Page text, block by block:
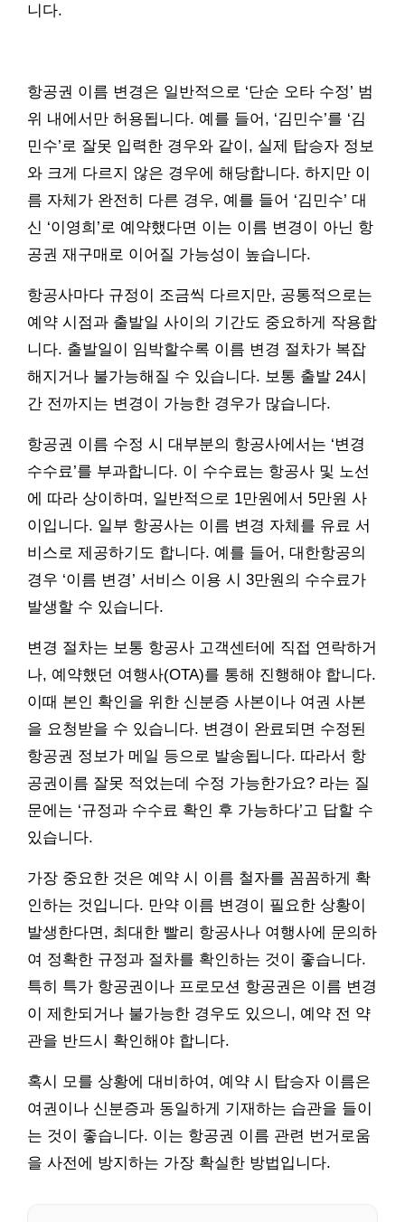
니다.
항공권 이름 변경은 일반적으로 ‘단순 오타 수정’ 범
위 내에서만 허용됩니다. 예를 들어, ‘김민수’를 ‘김
민수’로 잘못 입력한 경우와 같이, 실제 탑승자 정보
와 크게 다르지 않은 경우에 해당합니다. 하지만 이
름 자체가 완전히 다른 경우, 예를 들어 ‘김민수’ 대
신 ‘이영희’로 예약했다면 이는 이름 변경이 아닌 항
공권 재구매로 이어질 가능성이 높습니다.
항공사마다 규정이 조금씩 다르지만, 공통적으로는
예약 시점과 출발일 사이의 기간도 중요하게 작용합
니다. 출발일이 임박할수록 이름 변경 절차가 복잡
해지거나 불가능해질 수 있습니다. 보통 출발 24시
간 전까지는 변경이 가능한 경우가 많습니다.
항공권 이름 수정 시 대부분의 항공사에서는 ‘변경
수수료’를 부과합니다. 이 수수료는 항공사 및 노선
에 따라 상이하며, 일반적으로 1만원에서 5만원 사
이입니다. 일부 항공사는 이름 변경 자체를 유료 서
비스로 제공하기도 합니다. 예를 들어, 대한항공의
경우 ‘이름 변경’ 서비스 이용 시 3만원의 수수료가
발생할 수 있습니다.
변경 절차는 보통 항공사 고객센터에 직접 연락하거
나, 예약했던 여행사(OTA)를 통해 진행해야 합니다.
이때 본인 확인을 위한 신분증 사본이나 여권 사본
을 요청받을 수 있습니다. 변경이 완료되면 수정된
항공권 정보가 메일 등으로 발송됩니다. 따라서 항
공권이름 잘못 적었는데 수정 가능한가요? 라는 질
문에는 ‘규정과 수수료 확인 후 가능하다’고 답할 수
있습니다.
가장 중요한 것은 예약 시 이름 철자를 꼼꼼하게 확
인하는 것입니다. 만약 이름 변경이 필요한 상황이
발생한다면, 최대한 빨리 항공사나 여행사에 문의하
여 정확한 규정과 절차를 확인하는 것이 좋습니다.
특히 특가 항공권이나 프로모션 항공권은 이름 변경
이 제한되거나 불가능한 경우도 있으니, 예약 전 약
관을 반드시 확인해야 합니다.
혹시 모를 상황에 대비하여, 예약 시 탑승자 이름은
여권이나 신분증과 동일하게 기재하는 습관을 들이
는 것이 좋습니다. 이는 항공권 이름 관련 번거로움
을 사전에 방지하는 가장 확실한 방법입니다.